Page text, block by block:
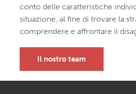
conto delle caratteristiche
situazione, al fine di trovare la
comprendere e affrontare il
Il nostro team